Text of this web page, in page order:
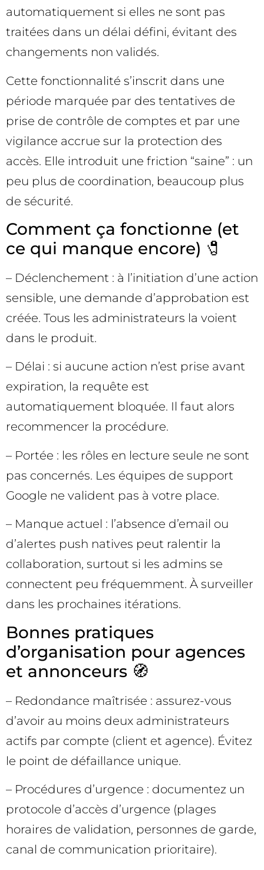
automatiquement si elles ne sont pas
traitées dans un délai défini, évitant des
changements non validés.
Cette fonctionnalité s’inscrit dans une
période marquée par des tentatives de
prise de contrôle de comptes et par une
vigilance accrue sur la protection des
accès. Elle introduit une friction “saine” : un
peu plus de coordination, beaucoup plus
de sécurité.
Comment ça fonctionne (et
ce qui manque encore) 🧷
– Déclenchement : à l’initiation d’une action
sensible, une demande d’approbation est
créée. Tous les administrateurs la voient
dans le produit.
– Délai : si aucune action n’est prise avant
expiration, la requête est
automatiquement bloquée. Il faut alors
recommencer la procédure.
– Portée : les rôles en lecture seule ne sont
pas concernés. Les équipes de support
Google ne valident pas à votre place.
– Manque actuel : l’absence d’email ou
d’alertes push natives peut ralentir la
collaboration, surtout si les admins se
connectent peu fréquemment. À surveiller
dans les prochaines itérations.
Bonnes pratiques
d’organisation pour agences
et annonceurs 🧭
– Redondance maîtrisée : assurez-vous
d’avoir au moins deux administrateurs
actifs par compte (client et agence). Évitez
le point de défaillance unique.
– Procédures d’urgence : documentez un
protocole d’accès d’urgence (plages
horaires de validation, personnes de garde,
canal de communication prioritaire).